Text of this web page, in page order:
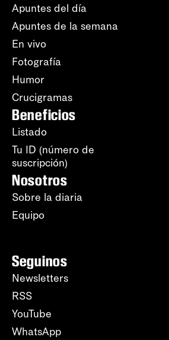
Apuntes del día
Apuntes de la semana
En vivo
Fotografía
Humor
Crucigramas
Beneficios
Listado
Tu ID (número de
suscripción)
Nosotros
Sobre la diaria
Equipo
Seguinos
Newsletters
RSS
YouTube
WhatsApp